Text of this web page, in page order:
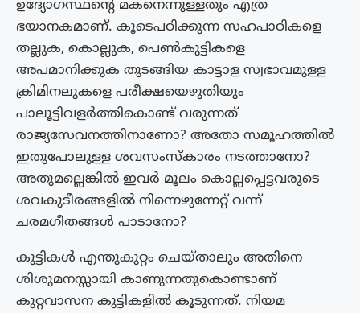
ഉദ്യോഗസ്ഥന്റെ മകനെന്നുള്ളതും എത്ര
ഭയാനകമാണ്. കൂടെപഠിക്കുന്ന സഹപാഠികളെ
തല്ലുക, കൊല്ലുക, പെൺകുട്ടികളെ
അപമാനിക്കുക തുടങ്ങിയ കാട്ടാള സ്വഭാവമുള്ള
ക്രിമിനലുകളെ പരീക്ഷയെഴുതിയും
പാലൂട്ടിവളർത്തികൊണ്ട് വരുന്നത്
രാജ്യസേവനത്തിനാണോ? അതോ സമൂഹത്തിൽ
ഇതുപോലുള്ള ശവസംസ്‌കാരം നടത്താനോ?
അതുമല്ലെങ്കിൽ ഇവർ മൂലം കൊല്ലപ്പെട്ടവരുടെ
ശവകുടീരങ്ങളിൽ നിന്നെഴുന്നേറ്റ് വന്ന്
ചരമഗീതങ്ങൾ പാടാനോ?
കുട്ടികൾ എന്തുകുറ്റം ചെയ്‌താലും അതിനെ
ശിശുമനസ്സായി കാണുന്നതുകൊണ്ടാണ്
കുറ്റവാസന കുട്ടികളിൽ കൂടുന്നത്. നിയമ